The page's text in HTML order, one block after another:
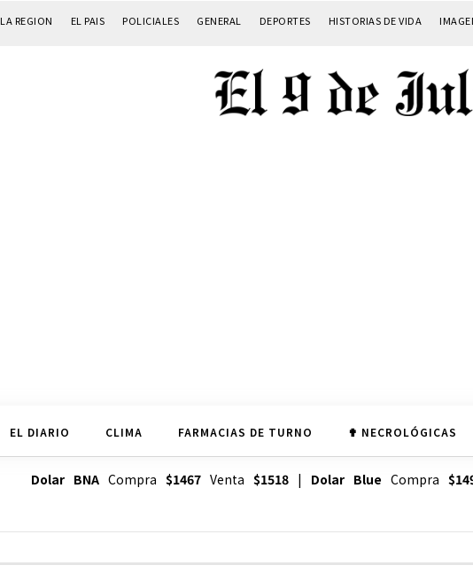
LA REGION EL PAIS POLICIALES GENERAL DEPORTES HISTORIAS DE VIDA
EL DIARIO CLIMA FARMACIAS DE TURNO ✟ NECROLÓGICAS
Dolar BNACompra $1467Venta $1518| Dolar Blue Compra